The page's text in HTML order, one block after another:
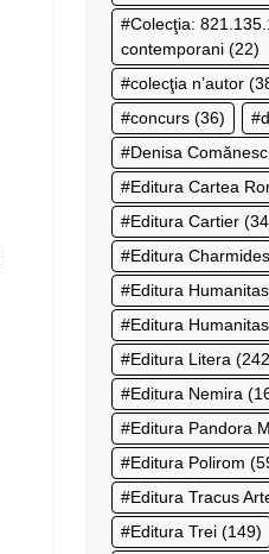
Colecţia:
contemporani (22)
colecţia n’autor
concurs (36)
Denisa
Editura Cartea
Editura Cartier
Editura Charmides
Editura Humanitas
Editura
Editura Litera
Editura Nemira
Editura Pandora M
Editura Polirom
Editura Tracus
Editura Trei (149)